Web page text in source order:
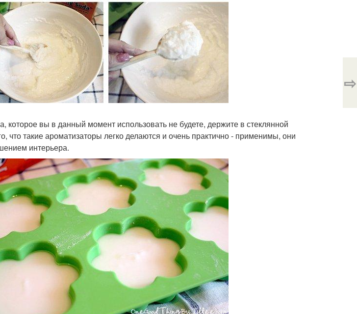
которое вы в данный момент использовать не будете, держите в стеклянной
что такие ароматизаторы легко делаются и очень практично - применимы, они
интерьера.
⇨